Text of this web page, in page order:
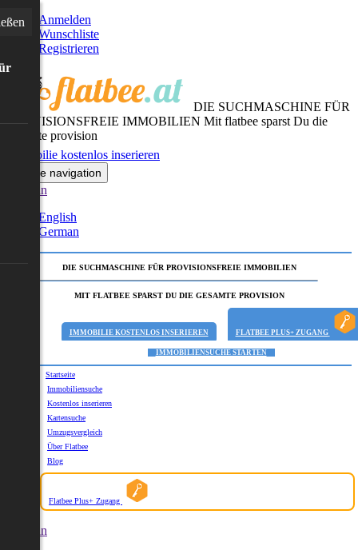
Anmelden
Wunschliste
Registrieren
DIE SUCHMASCHINE FÜR
PROVISIONSFREIE IMMOBILIEN Mit flatbee sparst Du die
gesamte provision
Immobilie kostenlos inserieren
Toggle navigation
German
English
German
DIE SUCHMASCHINE FÜR PROVISIONSFREIE IMMOBILIEN
MIT FLATBEE SPARST DU DIE GESAMTE PROVISION
IMMOBILIE KOSTENLOS INSERIEREN FLATBEE PLUS+ ZUGANG
IMMOBILIENSUCHE STARTEN
Startseite
Immobiliensuche
Kostenlos inserieren
Kartensuche
Umzugsvergleich
Über Flatbee
Blog
Flatbee Plus+ Zugang
German